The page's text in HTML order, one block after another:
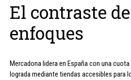
El contraste de
enfoques
Mercadona lidera en España con una cuota
lograda mediante tiendas accesibles para